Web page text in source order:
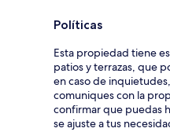
Políticas
Esta propiedad tiene
patios y terrazas, que
en caso de
comuniques con la
confirmar que puedas
se ajuste a tus